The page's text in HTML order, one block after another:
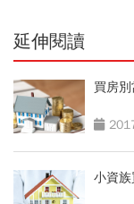
延伸閱讀
買房
小資